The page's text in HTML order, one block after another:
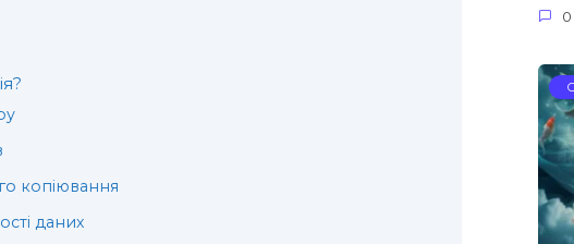
копіювання
даних
0